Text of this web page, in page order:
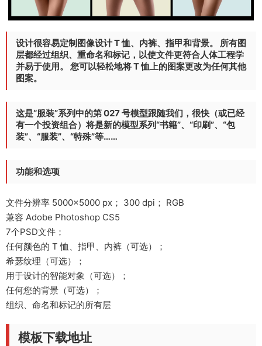
设计很容易定制图像设计 T 恤、内裤、指甲和背景。 所有图
层都经过组织、重命名和标记，以使文件更符合人体工程学
并易于使用。 您可以轻松地将 T 恤上的图案更改为任何其他
图案。
这是“服装”系列中的第 027 号模型跟随我们，很快（或已经
有一个投资组合）将是新的模型系列“书籍”、“印刷”、“包
装”、“服装”、“特殊”等……
功能和选项
文件分辨率 5000×5000 px； 300 dpi； RGB
兼容 Adobe Photoshop CS5
7个PSD文件；
任何颜色的 T 恤、指甲、内裤（可选）；
希瑟纹理（可选）；
用于设计的智能对象（可选）；
任何您的背景（可选）；
组织、命名和标记的所有层
模板下载地址